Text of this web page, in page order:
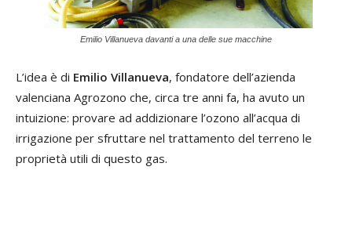
Emilio Villanueva davanti a una delle sue macchine
L’idea è di Emilio Villanueva, fondatore dell’azienda
valenciana Agrozono che, circa tre anni fa, ha avuto un
intuizione: provare ad addizionare l’ozono all’acqua di
irrigazione per sfruttare nel trattamento del terreno le
proprietà utili di questo gas.